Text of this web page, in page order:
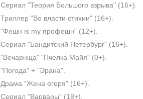
Сериал "Теория Большого взрыва" (16+).
Триллер "Во власти стихии" (16+).
"Фешн is my профешн" (12+).
Сериал "Бандитский Петербург" (16+).
"Вечарніца" "Пчелка Майя" (0+).
"Погода" + "Эрана".
Драма "Жена егеря" (16+).
Сериал "Варвары" (18+).